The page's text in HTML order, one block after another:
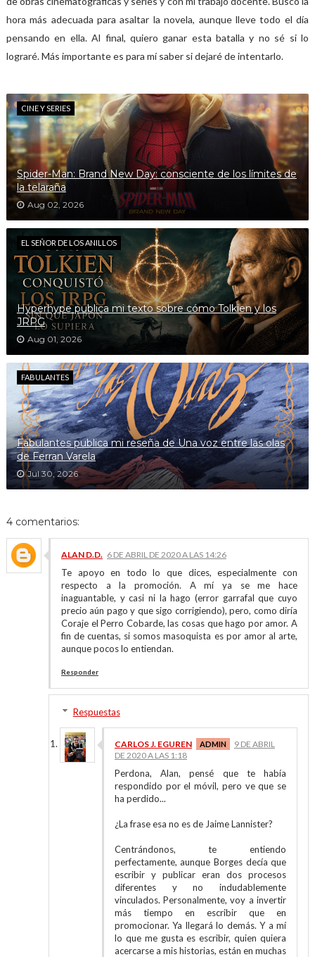
hora más adecuada para asaltar la novela, aunque lleve todo el día
pensando en ella. Al final, quiero ganar esta batalla y no sé si lo
lograré. Más importante es para mí saber si dejaré de intentarlo.
CINE Y SERIES
Spider-Man: Brand New Day: consciente de los límites de
la telaraña
Aug 02, 2026
EL SEÑOR DE LOS ANILLOS
Hyperhype publica mi texto sobre cómo Tolkien y los
JRPG
Aug 01, 2026
FABULANTES
Fabulantes publica mi reseña de Una voz entre las olas
de Ferran Varela
Jul 30, 2026
4 comentarios:
ALAN D.D. 6 DE ABRIL DE 2020 A LAS 14:26
Te apoyo en todo lo que dices, especialmente con
respecto a la promoción. A mí ya se me hace
inaguantable, y casi ni la hago (error garrafal que cuyo
precio aún pago y que sigo corrigiendo), pero, como diría
Coraje el Perro Cobarde, las cosas que hago por amor. A
fin de cuentas, si somos masoquista es por amor al arte,
aunque pocos lo entiendan.
Responder
Respuestas
CARLOS J. EGUREN
9 DE ABRIL
DE 2020 A LAS 1:18
Perdona, Alan, pensé que te había
respondido por el móvil, pero ve que se
ha perdido...
¿La frase esa no es de Jaime Lannister?
Centrándonos, te entiendo
perfectamente, aunque Borges decía que
escribir y publicar eran dos procesos
diferentes y no indudablemente
vinculados. Personalmente, voy a invertir
más tiempo en escribir que en
promocionar. Ya llegará lo demás. Y a mí
lo que me gusta es escribir, quien quiera
acercarse a mis historias, están en muchas